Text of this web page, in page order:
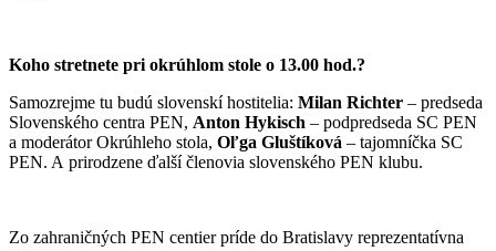
Koho stretnete pri okrúhlom stole o 13.00 hod.?
Samozrejme tu budú slovenskí hostitelia: Milan Richter – predseda
Slovenského centra PEN, Anton Hykisch – podpredseda SC PEN
a moderátor Okrúhleho stola, Oľga Gluštíková – tajomníčka SC
PEN. A prirodzene ďalší členovia slovenského PEN klubu.
Zo zahraničných PEN centier príde do Bratislavy reprezentatívna